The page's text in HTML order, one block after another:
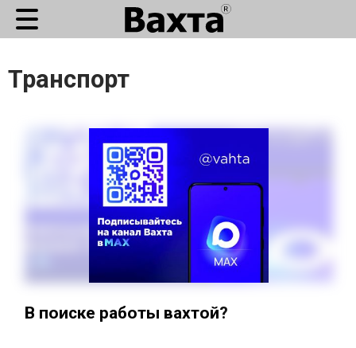
Транспорт
В поиске работы вахтой?